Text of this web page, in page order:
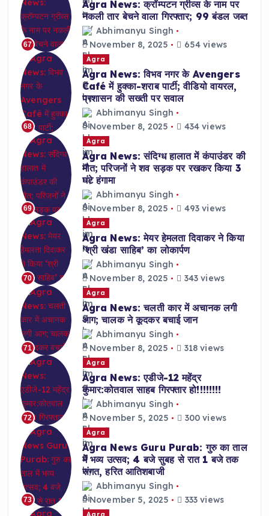
67
Agra News: क्रॉम्पटन ग्रीव्स के नाम पर
नकली तार बेचने वाला गिरफ्तार; 99 बंडल जब्त
Abhimanyu Singh
November 8, 2025
654 views
68
Agra
Agra News: विभव नगर के Avengers
Café में हुक्का-शराब पार्टी; वीडियो वायरल,
प्रशासन की सख्ती पर सवाल
Abhimanyu Singh
November 8, 2025
434 views
69
Agra
Agra News: संदिग्ध हालात में कंपाउंडर की
मौत; परिजनों ने शव सड़क पर रखकर किया 3
घंटे हंगामा
Abhimanyu Singh
November 8, 2025
493 views
70
Agra
Agra News: मेयर हेमलता दिवाकर ने किया
‘श्री खंडा साहिब’ का लोकार्पण
Abhimanyu Singh
November 8, 2025
343 views
71
Agra
Agra News: चलती कार में अचानक लगी
आग; चालक ने कूदकर बचाई जान
Abhimanyu Singh
November 8, 2025
318 views
72
Agra
Agra News: एडीजे-12 महेंद्र
कुमार:कोतवाल साहब गिरफ्तार हो!!!!!!!!
Abhimanyu Singh
November 5, 2025
300 views
73
Agra
Agra News Guru Purab: गुरु का ताल
में भव्य उत्सव; 4 बजे सुबह से रात 1 बजे तक
संगत, हरित आतिशबाजी
Abhimanyu Singh
November 5, 2025
333 views